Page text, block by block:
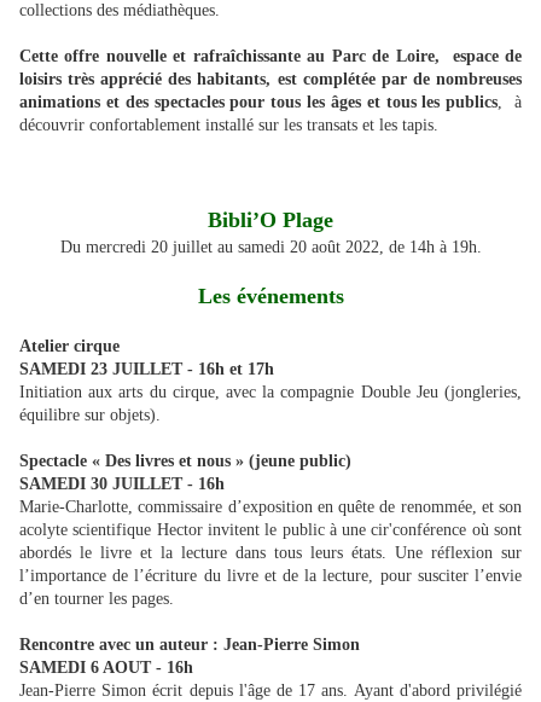
collections des médiathèques.
Cette offre nouvelle et rafraîchissante au Parc de Loire, espace de
loisirs très apprécié des habitants, est complétée par de nombreuses
animations et des spectacles pour tous les âges et tous les publics, à
découvrir confortablement installé sur les transats et les tapis.
Bibli’O Plage
Du mercredi 20 juillet au samedi 20 août 2022, de 14h à 19h.
Les événements
Atelier cirque
SAMEDI 23 JUILLET - 16h et 17h
Initiation aux arts du cirque, avec la compagnie Double Jeu (jongleries,
équilibre sur objets).
Spectacle « Des livres et nous » (jeune public)
SAMEDI 30 JUILLET - 16h
Marie-Charlotte, commissaire d’exposition en quête de renommée, et son
acolyte scientifique Hector invitent le public à une cir'conférence où sont
abordés le livre et la lecture dans tous leurs états. Une réflexion sur
l’importance de l’écriture du livre et de la lecture, pour susciter l’envie
d’en tourner les pages.
Rencontre avec un auteur : Jean-Pierre Simon
SAMEDI 6 AOUT - 16h
Jean-Pierre Simon écrit depuis l'âge de 17 ans. Ayant d'abord privilégié